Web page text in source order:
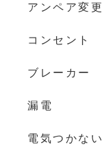
アンペア変更
コンセント
ブレーカー
漏電
電気つかない